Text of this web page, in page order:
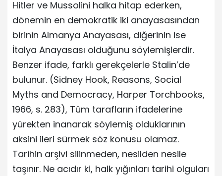
Hitler ve Mussolini halka hitap ederken,
dönemin en demokratik iki anayasasından
birinin Almanya Anayasası, diğerinin ise
İtalya Anayasası olduğunu söylemişlerdir.
Benzer ifade, farklı gerekçelerle Stalin’de
bulunur. (Sidney Hook, Reasons, Social
Myths and Democracy, Harper Torchbooks,
1966, s. 283), Tüm tarafların ifadelerine
yürekten inanarak söylemiş olduklarının
aksini ileri sürmek söz konusu olamaz.
Tarihin arşivi silinmeden, nesilden nesile
taşınır. Ne acıdır ki, halk yığınları tarihi olguları